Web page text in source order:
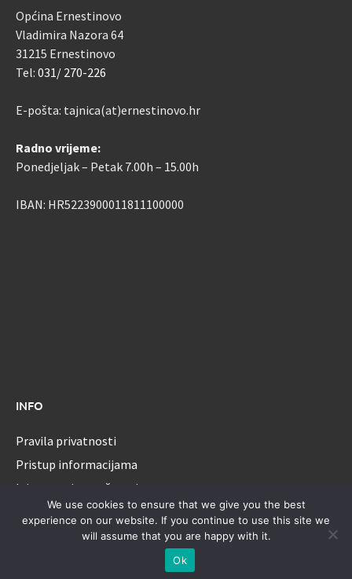
Općina Ernestinovo
Vladimira Nazora 64
31215 Ernestinovo
Tel: 031/ 270-226
E-pošta: tajnica(at)ernestinovo.hr
Radno vrijeme:
Ponedjeljak – Petak 7.00h – 15.00h
IBAN: HR5223900011811100000
INFO
Pravila privatnosti
Pristup informacijama
Izjava o pristupačnosti
Sva prava pridržana - Općina Ernestinovo.
Tema: Awaken od
We use cookies to ensure that we give you the best
experience on our website. If you continue to use this site we
will assume that you are happy with it.
Ok